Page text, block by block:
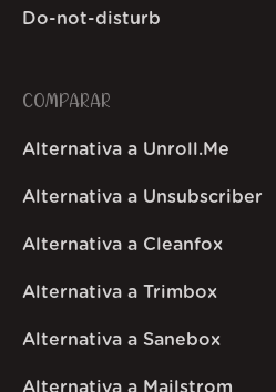
Do-not-disturb
COMPARAR
Alternativa a Unroll.Me
Alternativa a Unsubscriber
Alternativa a Cleanfox
Alternativa a Trimbox
Alternativa a Sanebox
Alternativa a Mailstrom